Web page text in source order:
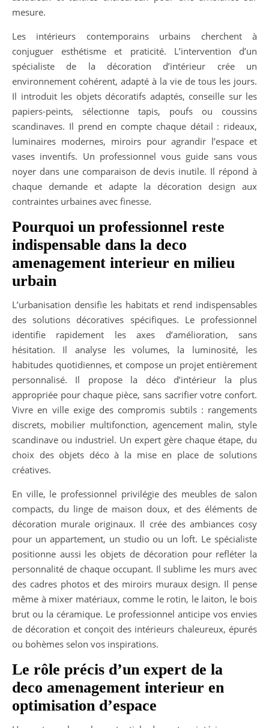
mesure.
Les intérieurs contemporains urbains cherchent à
conjuguer esthétisme et praticité. L’intervention d’un
spécialiste de la décoration d’intérieur crée un
environnement cohérent, adapté à la vie de tous les jours.
Il introduit les objets décoratifs adaptés, conseille sur les
papiers-peints, sélectionne tapis, poufs ou coussins
scandinaves. Il prend en compte chaque détail : rideaux,
luminaires modernes, miroirs pour agrandir l’espace et
vases inventifs. Un professionnel vous guide sans vous
noyer dans une comparaison de devis inutile. Il répond à
chaque demande et adapte la décoration design aux
contraintes urbaines avec finesse.
Pourquoi un professionnel reste
indispensable dans la deco
amenagement interieur en milieu
urbain
L’urbanisation densifie les habitats et rend indispensables
des solutions décoratives spécifiques. Le professionnel
identifie rapidement les axes d’amélioration, sans
hésitation. Il analyse les volumes, la luminosité, les
habitudes quotidiennes, et compose un projet entièrement
personnalisé. Il propose la déco d’intérieur la plus
appropriée pour chaque pièce, sans sacrifier votre confort.
Vivre en ville exige des compromis subtils : rangements
discrets, mobilier multifonction, agencement malin, style
scandinave ou industriel. Un expert gère chaque étape, du
choix des objets déco à la mise en place de solutions
créatives.
En ville, le professionnel privilégie des meubles de salon
compacts, du linge de maison doux, et des éléments de
décoration murale originaux. Il crée des ambiances cosy
pour un appartement, un studio ou un loft. Le spécialiste
positionne aussi les objets de décoration pour refléter la
personnalité de chaque occupant. Il sublime les murs avec
des cadres photos et des miroirs muraux design. Il pense
même à mixer matériaux, comme le rotin, le laiton, le bois
brut ou la céramique. Le professionnel anticipe vos envies
de décoration et conçoit des intérieurs chaleureux, épurés
ou bohèmes selon vos inspirations.
Le rôle précis d’un expert de la
deco amenagement interieur en
optimisation d’espace